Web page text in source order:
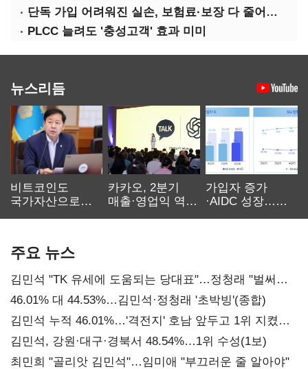
단독 가입 어려워진 실손, 보험료·보장 다 줄어든 5세대는?
PLCC 늘려도 '충성고객' 효과 미미
뉴스리듬
비트코인도
국가자산으로…'
카카오, 2분기
매출·영업익 역대
가입자 증가
·AIDC 성장…
주요 뉴스
김민석 "TK 유세에 도움되는 당대표"…정청래 "벌써
대표된 양 당직 배분"
46.01% 대 44.53%…김민석·정청래 '초박빙'(종합)
김민석 누적 46.01%…'격전지' 호남 앞두고 1위 지켰다
(2보)
김민석, 강원·대구·경북서 48.54%…1위 수성(1보)
최민희 "골리앗 김민석"…임미애 "부끄러운 줄 알아야"